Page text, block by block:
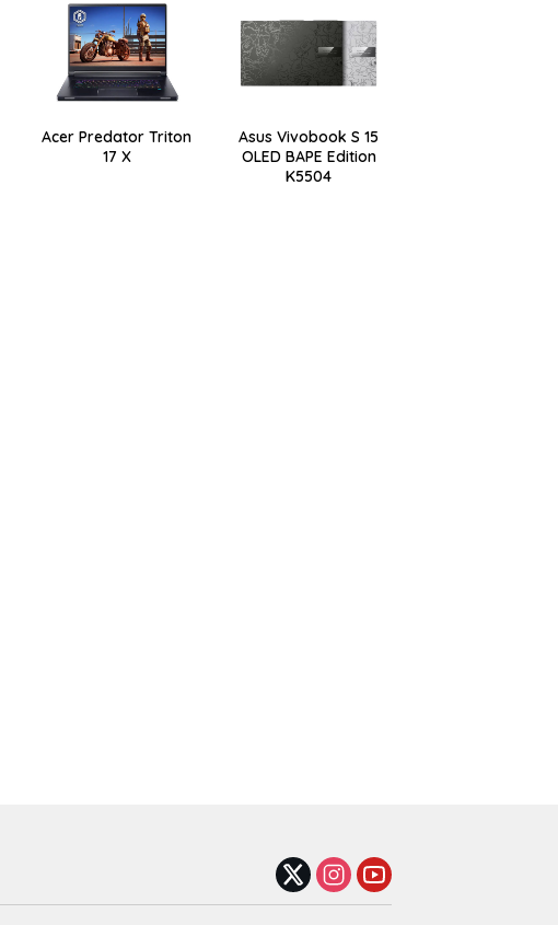
Acer Predator Triton
17 X
Asus Vivobook S 15
OLED BAPE Edition
K5504